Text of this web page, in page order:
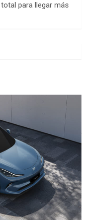
para llegar más